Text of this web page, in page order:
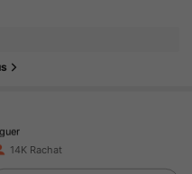
14K Rachat